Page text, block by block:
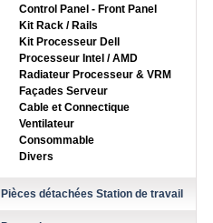
Control Panel - Front Panel
Kit Rack / Rails
Kit Processeur Dell
Processeur Intel / AMD
Radiateur Processeur & VRM
Façades Serveur
Cable et Connectique
Ventilateur
Consommable
Divers
Pièces détachées Station de travail